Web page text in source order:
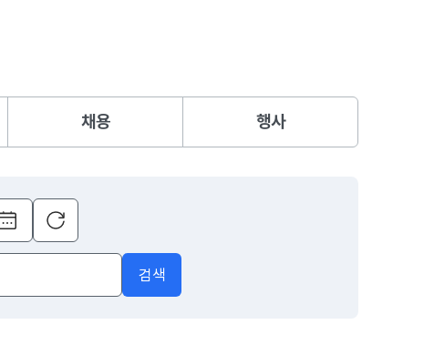
채용 행사
달력
열기
초기화
검색